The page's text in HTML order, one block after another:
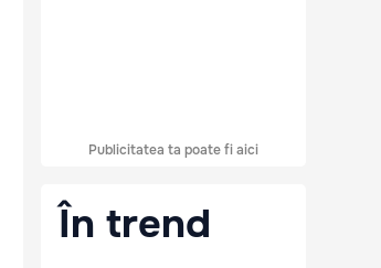
Publicitatea ta poate fi aici
În trend